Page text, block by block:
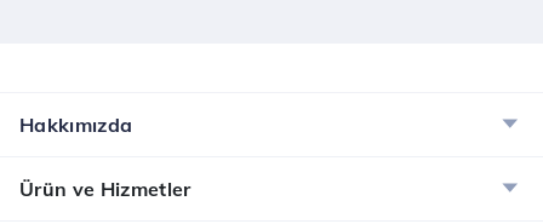
Hakkımızda
Ürün ve Hizmetler